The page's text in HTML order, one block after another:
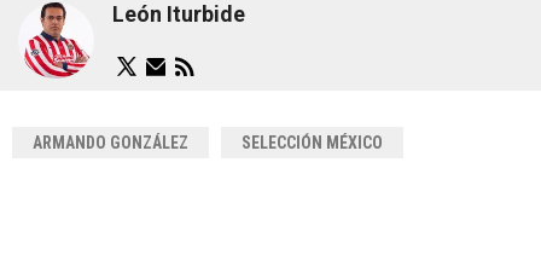
León Iturbide
ARMANDO GONZÁLEZ SELECCIÓN MÉXICO